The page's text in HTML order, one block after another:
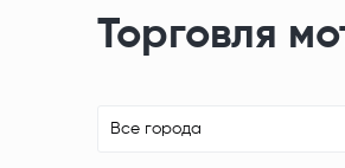
Торговля
Все города